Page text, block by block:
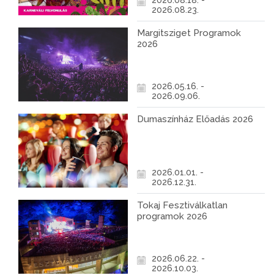
2026.08.23.
Margitsziget Programok
2026
2026.05.16. -
2026.09.06.
Dumaszínház Előadás 2026
2026.01.01. -
2026.12.31.
Tokaj Fesztiválkatlan
programok 2026
2026.06.22. -
2026.10.03.